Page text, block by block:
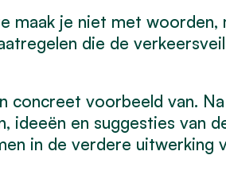
maak je niet met
die de
concreet voorbeeld van.
ideeën en suggesties van
in de verdere uitwerking